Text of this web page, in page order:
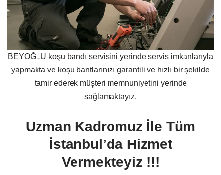
BEYOĞLU koşu bandı servisini yerinde servis imkanlarıyla
yapmakta ve koşu bantlarınızı garantili ve hızlı bir şekilde
tamir ederek müşteri memnuniyetini yerinde
sağlamaktayız.
Uzman Kadromuz İle Tüm
İstanbul’da Hizmet
Vermekteyiz !!!